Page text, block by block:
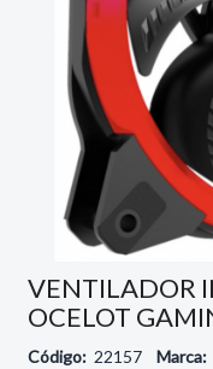
VENTILADOR
OCELOT
Código: 22157 Marca: